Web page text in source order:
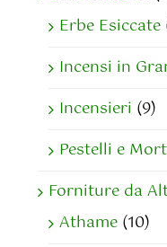
Erbe Esiccate
Incensi in
Incensieri (9)
Pestelli e
Forniture da
Athame (10)